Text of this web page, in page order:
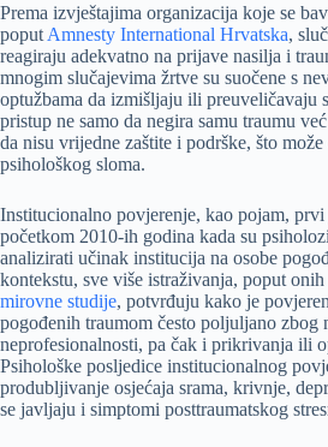
Prema izvještajima organizacija koje se
poput Amnesty International Hrvatska,
reagiraju adekvatno na prijave nasilja i
mnogim slučajevima žrtve su suočene s
optužbama da izmišljaju ili preuveličavaju
pristup ne samo da negira samu traumu
da nisu vrijedne zaštite i podrške, što
psihološkog sloma.
Institucionalno povjerenje, kao pojam,
početkom 2010-ih godina kada su
analizirati učinak institucija na osobe
kontekstu, sve više istraživanja, poput
mirovne studije, potvrđuju kako je
pogođenih traumom često poljuljano zbog
neprofesionalnosti, pa čak i prikrivanja ili
Psihološke posljedice institucionalnog
produbljivanje osjećaja srama, krivnje,
se javljaju i simptomi posttraumatskog